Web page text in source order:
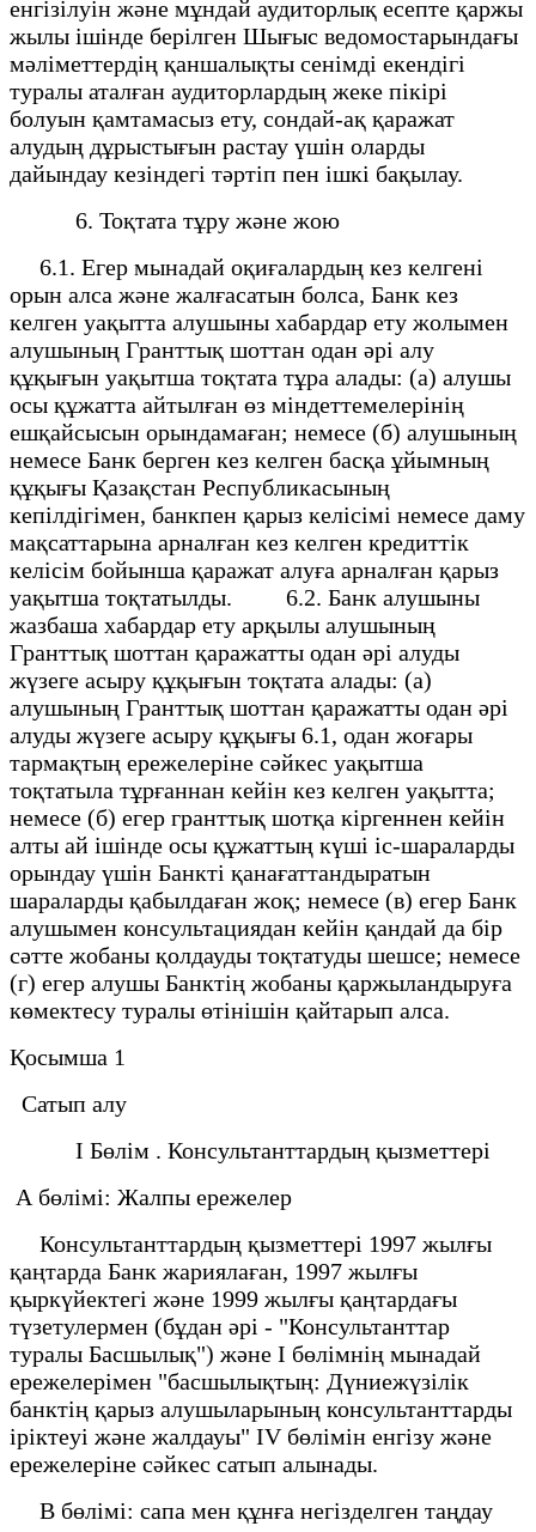
енгізілуін және мұндай аудиторлық есепте қаржы
жылы ішінде берілген Шығыс ведомостарындағы
мәліметтердің қаншалықты сенімді екендігі
туралы аталған аудиторлардың жеке пікірі
болуын қамтамасыз ету, сондай-ақ қаражат
алудың дұрыстығын растау үшін оларды
дайындау кезіндегі тәртіп пен ішкі бақылау.
6. Тоқтата тұру және жою
6.1. Егер мынадай оқиғалардың кез келгені
орын алса және жалғасатын болса, Банк кез
келген уақытта алушыны хабардар ету жолымен
алушының Гранттық шоттан одан әрі алу
құқығын уақытша тоқтата тұра алады: (а) алушы
осы құжатта айтылған өз міндеттемелерінің
ешқайсысын орындамаған; немесе (б) алушының
немесе Банк берген кез келген басқа ұйымның
құқығы Қазақстан Республикасының
кепілдігімен, банкпен қарыз келісімі немесе даму
мақсаттарына арналған кез келген кредиттік
келісім бойынша қаражат алуға арналған қарыз
уақытша тоқтатылды. 6.2. Банк алушыны
жазбаша хабардар ету арқылы алушының
Гранттық шоттан қаражатты одан әрі алуды
жүзеге асыру құқығын тоқтата алады: (а)
алушының Гранттық шоттан қаражатты одан әрі
алуды жүзеге асыру құқығы 6.1, одан жоғары
тармақтың ережелеріне сәйкес уақытша
тоқтатыла тұрғаннан кейін кез келген уақытта;
немесе (б) егер гранттық шотқа кіргеннен кейін
алты ай ішінде осы құжаттың күші іс-шараларды
орындау үшін Банкті қанағаттандыратын
шараларды қабылдаған жоқ; немесе (в) егер Банк
алушымен консультациядан кейін қандай да бір
сәтте жобаны қолдауды тоқтатуды шешсе; немесе
(г) егер алушы Банктің жобаны қаржыландыруға
көмектесу туралы өтінішін қайтарып алса.
Қосымша 1
Сатып алу
I Бөлім . Консультанттардың қызметтері
А бөлімі: Жалпы ережелер
Консультанттардың қызметтері 1997 жылғы
қаңтарда Банк жариялаған, 1997 жылғы
қыркүйектегі және 1999 жылғы қаңтардағы
түзетулермен (бұдан әрі - "Консультанттар
туралы Басшылық") және I бөлімнің мынадай
ережелерімен "басшылықтың: Дүниежүзілік
банктің қарыз алушыларының консультанттарды
іріктеуі және жалдауы" IV бөлімін енгізу және
ережелеріне сәйкес сатып алынады.
В бөлімі: сапа мен құнға негізделген таңдау